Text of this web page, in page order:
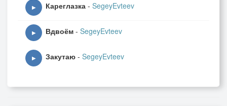
▶ Кареглазка - SegeyEvteev
▶ Вдвоём - SegeyEvteev
▶ Закутаю - SegeyEvteev